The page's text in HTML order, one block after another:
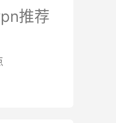
推荐